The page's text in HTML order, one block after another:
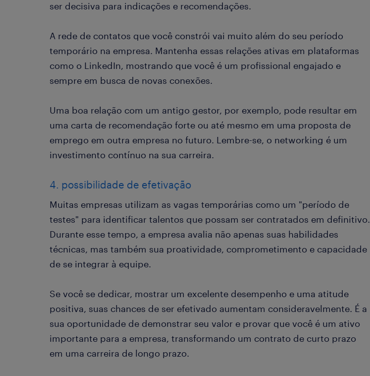
ser decisiva para indicações e recomendações.
A rede de contatos que você constrói vai muito além do seu período
temporário na empresa. Mantenha essas relações ativas em plataformas
como o LinkedIn, mostrando que você é um profissional engajado e
sempre em busca de novas conexões.
Uma boa relação com um antigo gestor, por exemplo, pode resultar em
uma carta de recomendação forte ou até mesmo em uma proposta de
emprego em outra empresa no futuro. Lembre-se, o networking é um
investimento contínuo na sua carreira.
4. possibilidade de efetivação
Muitas empresas utilizam as vagas temporárias como um "período de
testes" para identificar talentos que possam ser contratados em definitivo.
Durante esse tempo, a empresa avalia não apenas suas habilidades
técnicas, mas também sua proatividade, comprometimento e capacidade
de se integrar à equipe.
Se você se dedicar, mostrar um excelente desempenho e uma atitude
positiva, suas chances de ser efetivado aumentam consideravelmente. É a
sua oportunidade de demonstrar seu valor e provar que você é um ativo
importante para a empresa, transformando um contrato de curto prazo
em uma carreira de longo prazo.